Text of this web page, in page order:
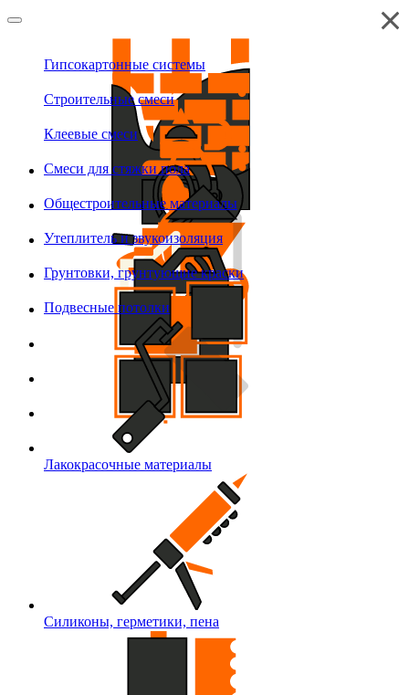
Гипсокартонные системы
Строительные смеси
Клеевые смеси
Смеси для стяжки пола
Общестроительные материалы
Утеплитель и звукоизоляция
Грунтовки, грунтующие краски
Подвесные потолки
Лакокрасочные материалы
Силиконы, герметики, пена